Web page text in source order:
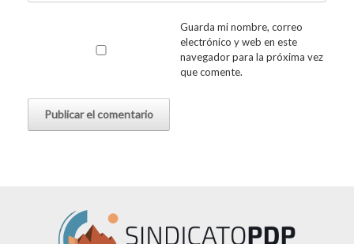
Guarda mi nombre, correo
electrónico y web en este
navegador para la próxima vez
que comente.